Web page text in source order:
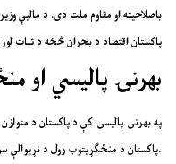
باصلاحیته او مقاوم ملت دی. د مالیې
پاکستان اقتصاد د بحران څخه د ثبات
بهرنۍ پالیسي او
په بهرنۍ پالیسۍ کې د پاکستان د
پاکستان د منځګړیتوب رول د نړیوالې سولې لپاره مهم وبلل شو.